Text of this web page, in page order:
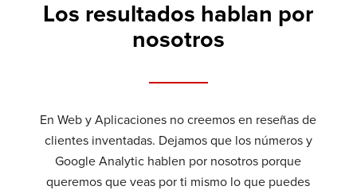
Los resultados hablan por
nosotros
En Web y Aplicaciones no creemos en reseñas de
clientes inventadas. Dejamos que los números y
Google Analytic hablen por nosotros porque
queremos que veas por ti mismo lo que puedes